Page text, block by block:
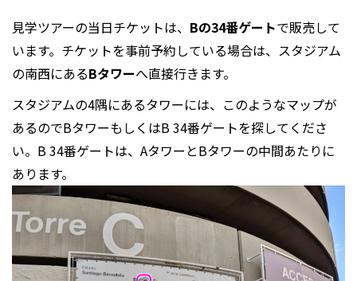
見学ツアーの当日チケットは、 Bの34番ゲートで販売して
います。チケットを事前予約している場合は、スタジアム
の南西にあるBタワーへ直接行きます。
スタジアムの4隅にあるタワーには、このようなマップが
あるのでBタワーもしくはB 34番ゲートを探してくださ
い。B 34番ゲートは、AタワーとBタワーの中間あたりに
あります。